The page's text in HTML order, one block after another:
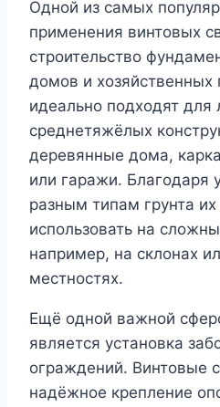
Одной из самых
применения винтовых
строительство
домов и хозяйственных
идеально подходят для
среднетяжёлых
деревянные дома,
или гаражи. Благодаря
разным типам грунта
использовать на
например, на склонах
местностях.
Ещё одной важной
является установка
ограждений. Винтовые
надёжное крепление